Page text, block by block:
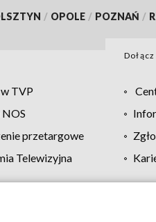
/ OPOLE / POZNAŃ /
TVP
NOS
przetargowe
Telewizyjna